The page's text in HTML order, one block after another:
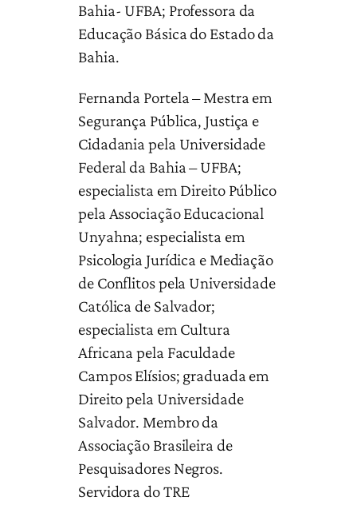
Bahia- UFBA; Professora da
Educação Básica do Estado da
Bahia.
Fernanda Portela – Mestra em
Segurança Pública, Justiça e
Cidadania pela Universidade
Federal da Bahia – UFBA;
especialista em Direito Público
pela Associação Educacional
Unyahna; especialista em
Psicologia Jurídica e Mediação
de Conflitos pela Universidade
Católica de Salvador;
especialista em Cultura
Africana pela Faculdade
Campos Elísios; graduada em
Direito pela Universidade
Salvador. Membro da
Associação Brasileira de
Pesquisadores Negros.
Servidora do TRE